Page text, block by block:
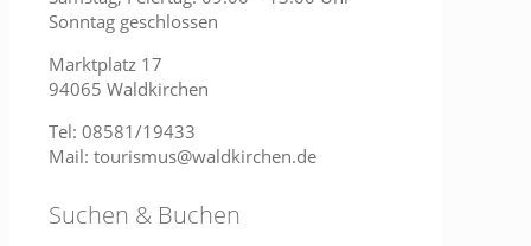
Sonntag geschlossen
Marktplatz 17
94065 Waldkirchen
Tel: 08581/19433
Mail: tourismus@waldkirchen.de
Suchen & Buchen